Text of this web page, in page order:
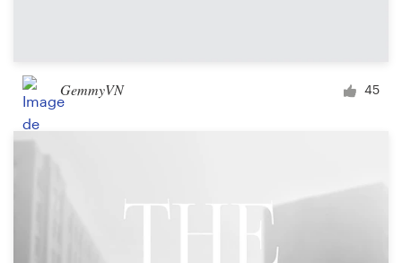
GemmyVN 45